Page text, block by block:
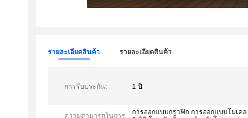
รายละเอียดสินค้า รายละเอียดสินค้า
การรับประกัน: 1 ปี
ความสามารถในการ
การออกแบบกราฟิก การออกแบบโมเดล